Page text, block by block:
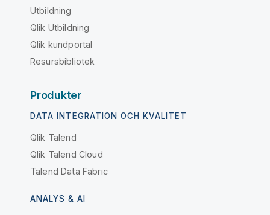
Utbildning
Qlik Utbildning
Qlik kundportal
Resursbibliotek
Produkter
DATA INTEGRATION OCH KVALITET
Qlik Talend
Qlik Talend Cloud
Talend Data Fabric
ANALYS & AI